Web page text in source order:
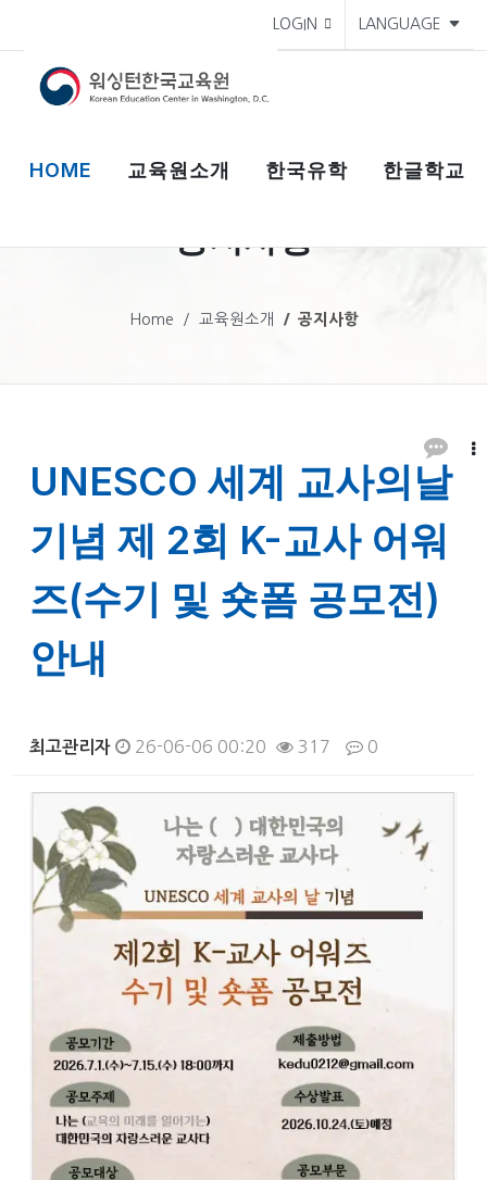
LOGIN LANGUAGE
HOME 교육원소개 한국유학 한글학교
공지사항
Home 교육원소개 공지사항
UNESCO 세계 교사의날
기념 제 2회 K-교사 어워
즈(수기 및 숏폼 공모전)
안내
최고관리자 26-06-06 00:20 317 0
본문